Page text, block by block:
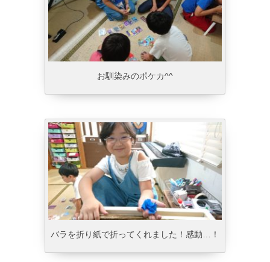
お馴染みのポケカ^^
バラを折り紙で折ってくれました！感動…！